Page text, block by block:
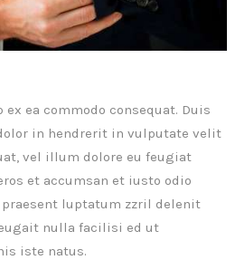
ea commodo consequat. Duis
in hendrerit in vulputate velit
vel illum dolore eu feugiat
et accumsan et iusto odio
luptatum zzril delenit
nulla facilisi ed ut
iste natus.